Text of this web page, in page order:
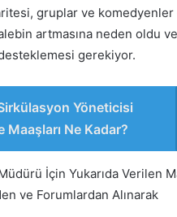
gruplar ve komedyenler
artmasına neden oldu
gerekiyor.
Yöneticisi
Maaşları Ne Kadar?
İçin Yukarıda Verilen
ve Forumlardan Alınarak